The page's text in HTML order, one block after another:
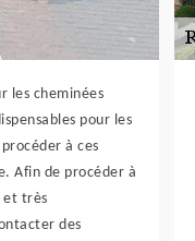
les cheminées
pour les
à ces
Afin de procéder à
et très
des